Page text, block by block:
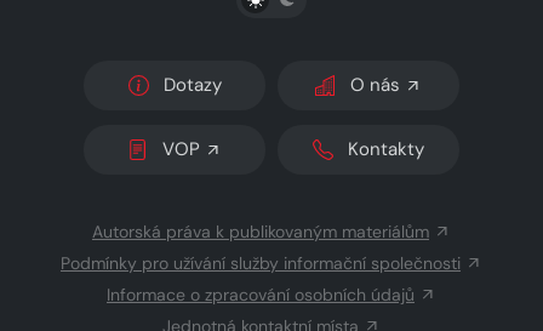
Dotazy O nás
VOP Kontakty
Autorská práva k publikovaným materiálům
Podmínky pro užívání služby informační společnosti
Informace o zpracování osobních údajů
Jednotná kontaktní místa